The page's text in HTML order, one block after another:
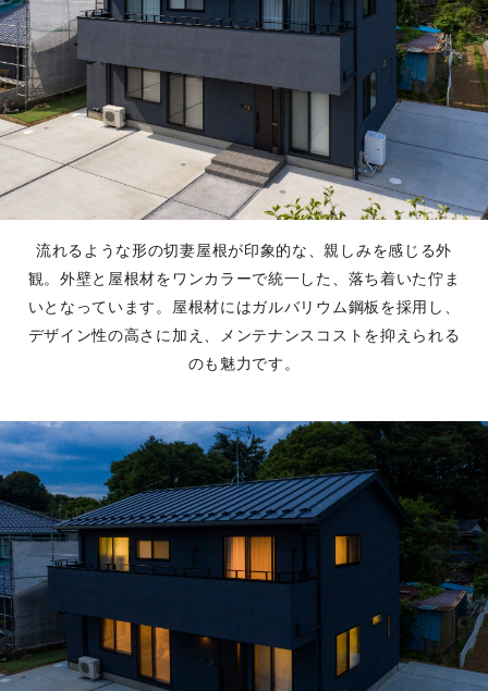
流れるような形の切妻屋根が印象的な、親しみを感じる外
観。外壁と屋根材をワンカラーで統一した、落ち着いた佇ま
いとなっています。屋根材にはガルバリウム鋼板を採用し、
デザイン性の高さに加え、メンテナンスコストを抑えられる
のも魅力です。